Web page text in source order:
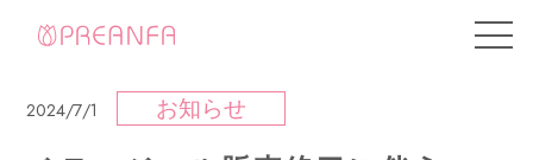
2024/7/1 お知らせ